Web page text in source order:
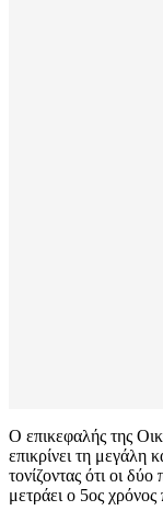
Ο επικεφαλής της
επικρίνει τη
τονίζοντας ότι οι
μετράει ο 5ος